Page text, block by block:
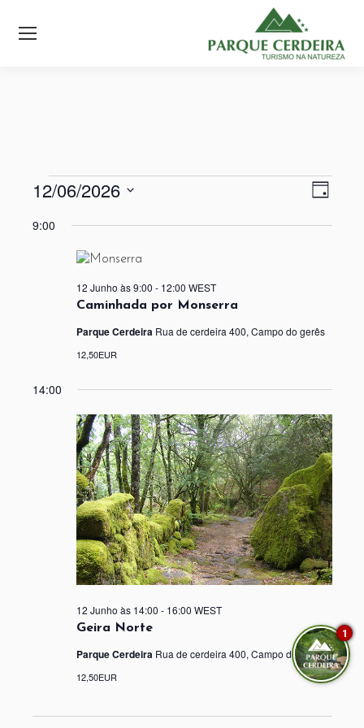
Eventos
12/06/2026
de
Dia
12/06/2026
a
9:00
Caminhada por Monserra
12 Junho às 9:00 - 12:00 WEST
Parque Cerdeira Rua de cerdeira 400, Campo do gerês
12,50EUR
14:00
Geira Norte
12 Junho às 14:00 - 16:00 WEST
Parque Cerdeira Rua de cerdeira 400, Campo do gerês
12,50EUR
1